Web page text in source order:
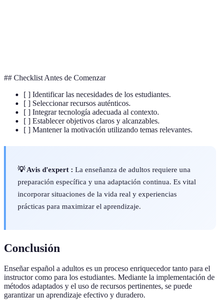
## Checklist Antes de Comenzar
[ ] Identificar las necesidades de los estudiantes.
[ ] Seleccionar recursos auténticos.
[ ] Integrar tecnología adecuada al contexto.
[ ] Establecer objetivos claros y alcanzables.
[ ] Mantener la motivación utilizando temas relevantes.
💡 Avis d'expert : La enseñanza de adultos requiere una
preparación específica y una adaptación continua. Es vital
incorporar situaciones de la vida real y experiencias
prácticas para maximizar el aprendizaje.
Conclusión
Enseñar español a adultos es un proceso enriquecedor tanto para el
instructor como para los estudiantes. Mediante la implementación de
métodos adaptados y el uso de recursos pertinentes, se puede
garantizar un aprendizaje efectivo y duradero.